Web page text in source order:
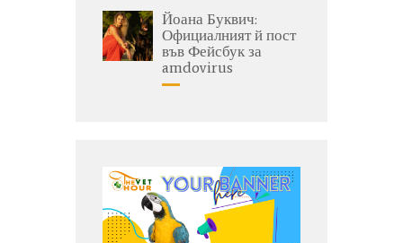
Йоана Буквич:
Официалният й пост
във Фейсбук за
amdovirus